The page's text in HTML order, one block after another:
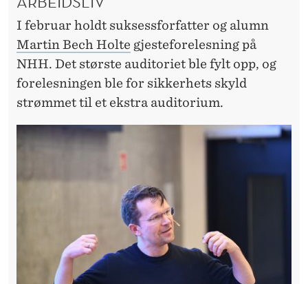
I februar holdt suksessforfatter og alumn
Martin Bech Holte gjesteforelesning på
NHH. Det største auditoriet ble fylt opp, og
forelesningen ble for sikkerhets skyld
strømmet til et ekstra auditorium.